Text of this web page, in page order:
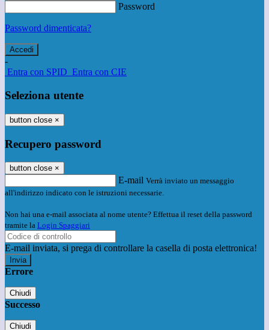
Password
Password dimenticata?
-
Entra con SPID Entra con CIE
Seleziona utente
button close ×
Recupero password
button close ×
E-mail Verrà inviato un messaggio
all'indirizzo indicato con le istruzioni necessarie.
Non hai una e-mail associata al nome utente? Effettua il reset della password
tramite la Login Spaggiari
E-mail inviata, si prega di controllare la casella di posta elettronica!
Errore
Chiudi
Successo
Chiudi